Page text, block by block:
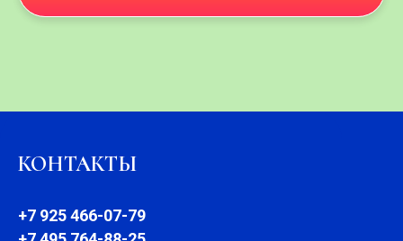
КОНТАКТЫ
+7 925 466-07-79